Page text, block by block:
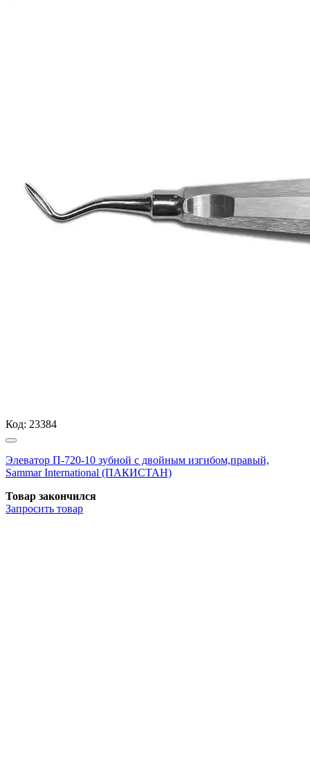
Код: 23384
Элеватор П-720-10 зубной с двойным изгибом,правый,
Sammar International (ПАКИСТАН)
Товар закончился
Запросить товар